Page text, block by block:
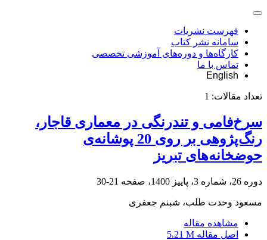
فهرست نشریات
سامانه نشر کتاب
کارگاه‌ها و دوره‌های آموزشی تخصصی
تماس با ما
English
تعداد مقالات: 1
سرخ‌فامی و تندرنگی در معماری قاجار،
رنگ‌پژوهی بر روی 20 پوشانه‌ی
حوضخانه‌های تبریز
دوره 26، شماره 3، پاییز 1400، صفحه 21-30
مسعود وحدت طلب، شبنم جعفری
مشاهده مقاله
اصل مقاله 5.21 M